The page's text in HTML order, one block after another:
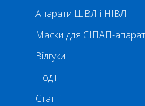
Апарати ШВЛ і НІВЛ
Маски для СІПАП-
Відгуки
Події
Статті